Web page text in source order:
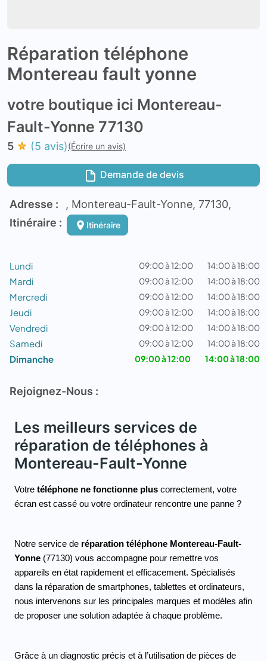
Réparation téléphone
Montereau fault yonne
votre boutique ici Montereau-
Fault-Yonne 77130
5 (5 avis)(Écrire un avis)
Demande de devis
Adresse :
, Montereau-Fault-Yonne, 77130,
Itinéraire :
Itinéraire
Lundi 09:00 à 12:00 14:00 à 18:00
Mardi 09:00 à 12:00 14:00 à 18:00
Mercredi 09:00 à 12:00 14:00 à 18:00
Jeudi 09:00 à 12:00 14:00 à 18:00
Vendredi 09:00 à 12:00 14:00 à 18:00
Samedi 09:00 à 12:00 14:00 à 18:00
Dimanche 09:00 à 12:00 14:00 à 18:00
Rejoignez-Nous :
Les meilleurs services de
réparation de téléphones à
Montereau-Fault-Yonne
Votre téléphone ne fonctionne plus correctement, votre
écran est cassé ou votre ordinateur rencontre une panne ?
Notre service de réparation téléphone Montereau-Fault-
Yonne (77130) vous accompagne pour remettre vos
appareils en état rapidement et efficacement. Spécialisés
dans la réparation de smartphones, tablettes et ordinateurs,
nous intervenons sur les principales marques et modèles afin
de proposer une solution adaptée à chaque problème.
Grâce à un diagnostic précis et à l’utilisation de pièces de